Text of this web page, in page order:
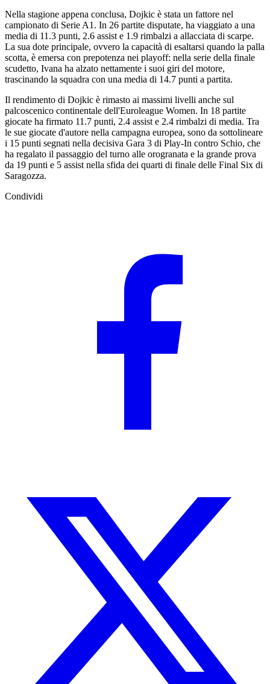
Nella stagione appena conclusa, Dojkic è stata un fattore nel
campionato di Serie A1. In 26 partite disputate, ha viaggiato a una
media di 11.3 punti, 2.6 assist e 1.9 rimbalzi a allacciata di scarpe.
La sua dote principale, ovvero la capacità di esaltarsi quando la palla
scotta, è emersa con prepotenza nei playoff: nella serie della finale
scudetto, Ivana ha alzato nettamente i suoi giri del motore,
trascinando la squadra con una media di 14.7 punti a partita.
Il rendimento di Dojkic è rimasto ai massimi livelli anche sul
palcoscenico continentale dell'Euroleague Women. In 18 partite
giocate ha firmato 11.7 punti, 2.4 assist e 2.4 rimbalzi di media. Tra
le sue giocate d'autore nella campagna europea, sono da sottolineare
i 15 punti segnati nella decisiva Gara 3 di Play-In contro Schio, che
ha regalato il passaggio del turno alle orogranata e la grande prova
da 19 punti e 5 assist nella sfida dei quarti di finale delle Final Six di
Saragozza.
Condividi